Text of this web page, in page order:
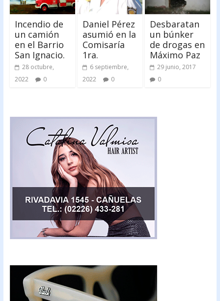
Incendio de
un camión
en el Barrio
San Ignacio.
28 octubre,
2022
0
Daniel Pérez
asumió en la
Comisaría
1ra.
6 septiembre,
2022
0
Desbaratan
un búnker
de drogas en
Máximo Paz
29 junio, 2017
0